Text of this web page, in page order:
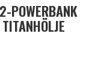
POWERBANK